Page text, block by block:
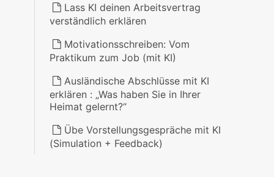
Lass KI deinen Arbeitsvertrag
verständlich erklären
Motivationsschreiben: Vom
Praktikum zum Job (mit KI)
Ausländische Abschlüsse mit KI
erklären : „Was haben Sie in Ihrer
Heimat gelernt?“
Übe Vorstellungsgespräche mit KI
(Simulation + Feedback)